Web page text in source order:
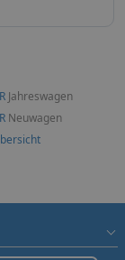
Jahreswagen
Neuwagen